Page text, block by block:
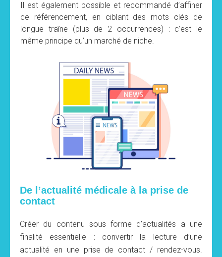
Il est également possible et recommandé d’affiner
ce référencement, en ciblant des mots clés de
longue traîne (plus de 2 occurrences) : c’est le
même principe qu’un marché de niche.
De l’actualité médicale à la prise de
contact
Créer du contenu sous forme d’actualités a une
finalité essentielle : convertir la lecture d’une
actualité en une prise de contact / rendez-vous.